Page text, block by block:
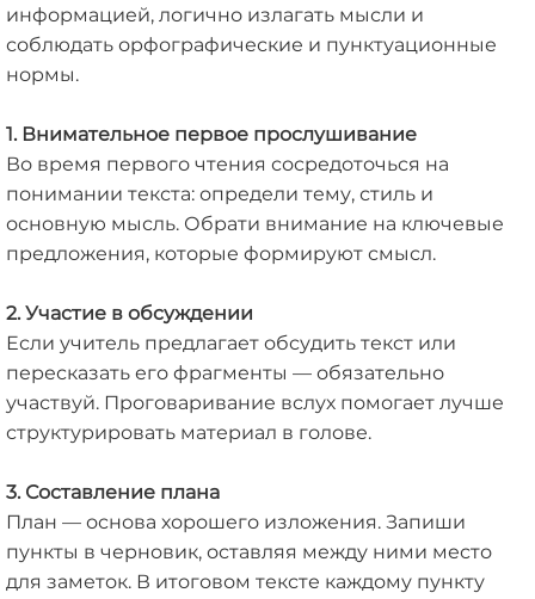
информацией, логично излагать мысли и
соблюдать орфографические и пунктуационные
нормы.
1. Внимательное первое прослушивание
Во время первого чтения сосредоточься на
понимании текста: определи тему, стиль и
основную мысль. Обрати внимание на ключевые
предложения, которые формируют смысл.
2. Участие в обсуждении
Если учитель предлагает обсудить текст или
пересказать его фрагменты — обязательно
участвуй. Проговаривание вслух помогает лучше
структурировать материал в голове.
3. Составление плана
План — основа хорошего изложения. Запиши
пункты в черновик, оставляя между ними место
для заметок. В итоговом тексте каждому пункту